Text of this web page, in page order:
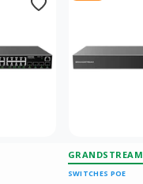
GRANDSTREAM
SWITCHES POE